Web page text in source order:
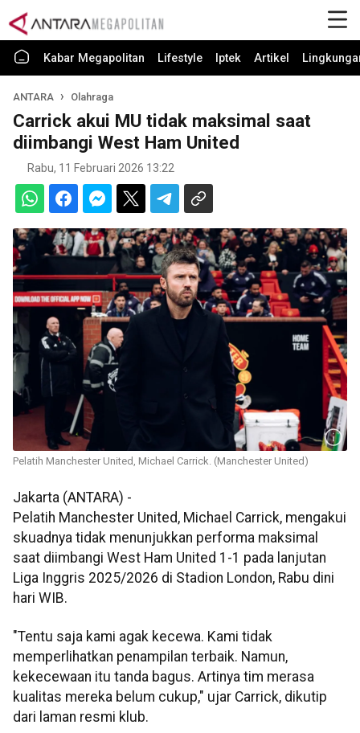
Kabar Megapolitan Lifestyle Iptek Artikel
ANTARA Olahraga
Carrick akui MU tidak maksimal saat
diimbangi West Ham United
Rabu, 11 Februari 2026 13:22
Pelatih Manchester United, Michael Carrick. (Manchester United)
Jakarta (ANTARA) -
Pelatih Manchester United, Michael Carrick, mengakui
skuadnya tidak menunjukkan performa maksimal
saat diimbangi West Ham United 1-1 pada lanjutan
Liga Inggris 2025/2026 di Stadion London, Rabu dini
hari WIB.
"Tentu saja kami agak kecewa. Kami tidak
memperlihatkan penampilan terbaik. Namun,
kekecewaan itu tanda bagus. Artinya tim merasa
kualitas mereka belum cukup," ujar Carrick, dikutip
dari laman resmi klub.